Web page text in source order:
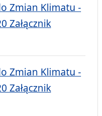
Zmian Klimatu -
Załącznik
Zmian Klimatu -
Załącznik